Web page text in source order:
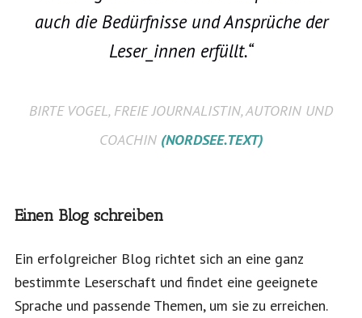
auch die Bedürfnisse und Ansprüche der
Leser_innen erfüllt.“
BIRTE VOGEL, FREIE JOURNALISTIN, AUTORIN UND
COACHIN (NORDSEE.TEXT)
Einen Blog schreiben
Ein erfolgreicher Blog richtet sich an eine ganz
bestimmte Leserschaft und findet eine geeignete
Sprache und passende Themen, um sie zu erreichen.